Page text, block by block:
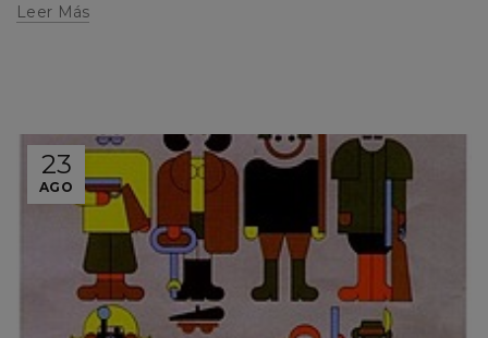
Leer Más
23
AGO